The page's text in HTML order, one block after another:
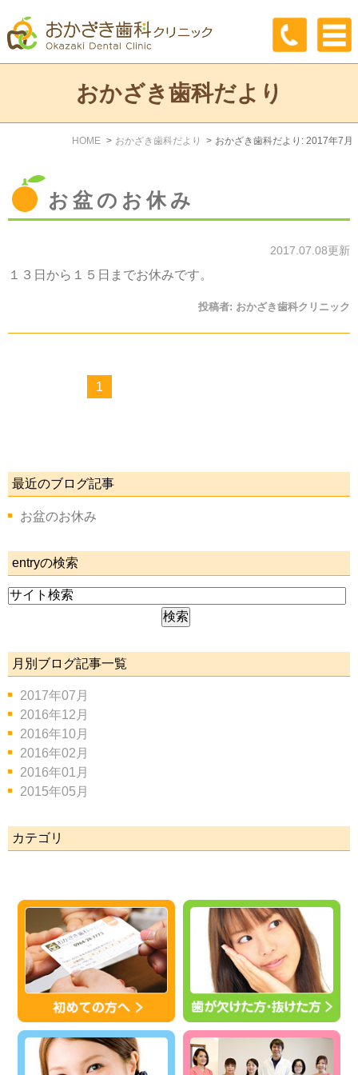
おかざき歯科だより
HOME おかざき歯科だより おかざき歯科だより: 2017年7月
お盆のお休み
2017.07.08更新
１３日から１５日までお休みです。
投稿者: おかざき歯科クリニック
1
最近のブログ記事
お盆のお休み
entryの検索
月別ブログ記事一覧
2017年07月
2016年12月
2016年10月
2016年02月
2016年01月
2015年05月
カテゴリ